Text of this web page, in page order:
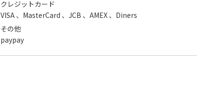
クレジットカード
VISA 、MasterCard 、JCB 、AMEX 、Diners
その他
paypay